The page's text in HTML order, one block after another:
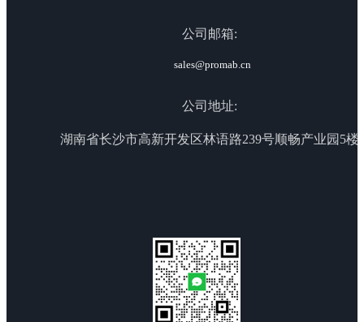
公司邮箱:
sales@promab.cn
公司地址:
湖南省长沙市高新开发区林语路239号顺畅产业园5楼